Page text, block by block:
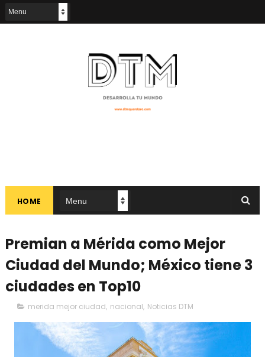
HOME
Premian a Mérida como Mejor
Ciudad del Mundo; México tiene 3
ciudades en Top10
merida mejor ciudad, nacional, Noticias DTM